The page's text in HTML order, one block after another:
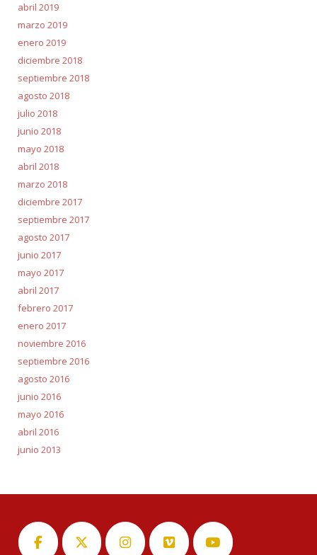
abril 2019
marzo 2019
enero 2019
diciembre 2018
septiembre 2018
agosto 2018
julio 2018
junio 2018
mayo 2018
abril 2018
marzo 2018
diciembre 2017
septiembre 2017
agosto 2017
junio 2017
mayo 2017
abril 2017
febrero 2017
enero 2017
noviembre 2016
septiembre 2016
agosto 2016
junio 2016
mayo 2016
abril 2016
junio 2013